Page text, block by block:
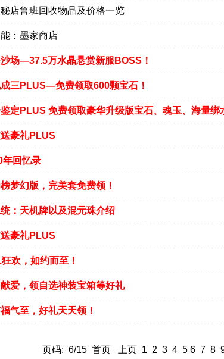
店鲁班回收物品及价格一览
：墨家商店
场—37.5万水晶悬赏新服BOSS！
三PLUS—免费领取600颗宝石！
定PLUS 免费领取豪华升级版宝石、魂玉、海量绑
豪礼PLUS
年回忆录
梦幻版，完美套免费领！
：天机牌以及混元珠介绍
豪礼PLUS
欢，如约而至！
爱，领自选神装宝箱等好礼
气至，好礼天天领！
页码: 6/15 首页 上页 1 2 3 4 5 6 7 8